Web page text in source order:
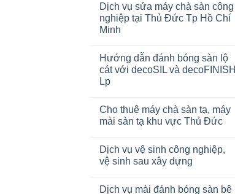
Dịch vụ sửa máy chà sàn công
nghiệp tại Thủ Đức Tp Hồ Chí
Minh
Hướng dẫn đánh bóng sàn lộ
cát với decoSIL và decoFINISH
Lp
Cho thuê máy chà sàn tạ, máy
mài sàn tạ khu vực Thủ Đức
Dịch vụ vệ sinh công nghiệp,
vệ sinh sau xây dựng
Dịch vụ mài đánh bóng sàn bê